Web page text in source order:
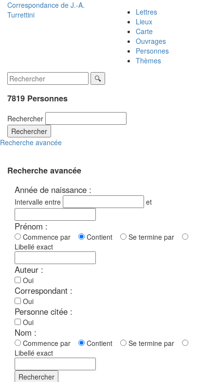
Correspondance de J.-A.
Turrettini
Lettres
Lieux
Carte
Ouvrages
Personnes
Thèmes
7819 Personnes
Rechercher
Rechercher
Recherche avancée
Recherche avancée
Année de naissance :
Intervalle entre et
Prénom :
Commence par Contient
Se termine par
Libellé exact
Auteur :
Oui
Correspondant :
Oui
Personne citée :
Oui
Nom :
Commence par Contient
Se termine par
Libellé exact
Rechercher